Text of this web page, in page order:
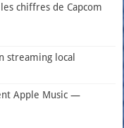
chiffres de Capcom
streaming local
Apple Music —